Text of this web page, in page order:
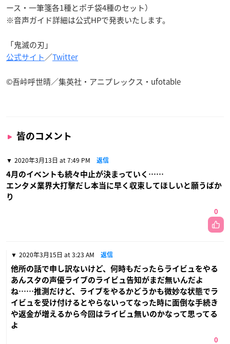
ース・一筆箋各1種とポチ袋4種のセット）
※音声ガイド詳細は公式HPで発表いたします。
「鬼滅の刃」
公式サイト／Twitter
©吾峠呼世晴／集英社・アニプレックス・ufotable
皆のコメント
2020年3月13日 at 7:49 PM 返信
4月のイベントも続々中止が決まっていく……
エンタメ業界大打撃だし本当に早く収束してほしいと願うばか
り
0
2020年3月15日 at 3:23 AM 返信
他所の話で申し訳ないけど、何時もだったらライビュをやる
あんスタの声優ライブのライビュ告知がまだ無いんだよ
ね……推測だけど、ライブをやるかどうかも微妙な状態でラ
イビュを受け付けるとやらないってなった時に面倒な手続き
や返金が増えるから今回はライビュ無いのかなって思ってる
よ
0